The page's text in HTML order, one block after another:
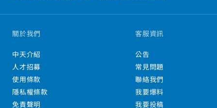
關於我們
中天介紹
人才招募
使用條款
隱私權條款
免責聲明
客服資訊
公告
常見問題
聯絡我們
我要爆料
我要投稿